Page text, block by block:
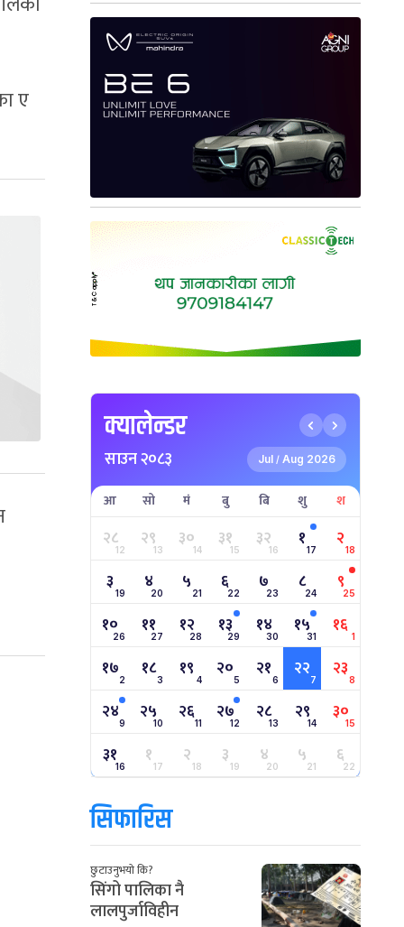
ए
क्यालेन्डर
साउन २०८३ Jul / Aug 2026
आ सो मं बु बि शु श
२८12 २९13 ३०14 ३१15 ३२16 १17 २18
३ 19 ४20 ५ 21 ६22 ७23 ८24 ९25
१०26 ११27 १२28 १३29 १४30 १५31 १६ 1
१७2 १८3 १९ 4 २०5 २१6 २२7 २३8
२४9 २५10 २६11 २७12 २८13 २९14 ३०15
३१16 १17 २18 ३19 ४20 ५21 ६22
सिफारिस
छुटाउनुभयो कि?
सिंगो पालिका नै
लालपुर्जाविहीन